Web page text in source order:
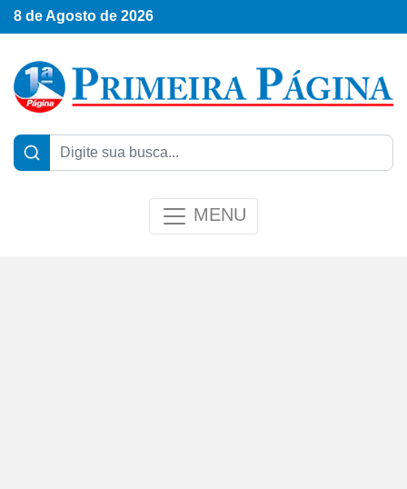
8 de Agosto de 2026
MENU